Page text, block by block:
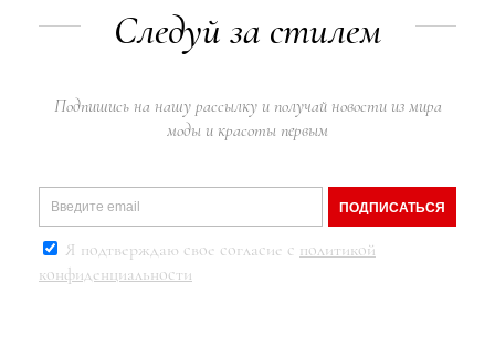
Следуй за стилем
Подпишись на нашу рассылку и получай новости из мира
моды и красоты первым
ПОДПИСАТЬСЯ
Я подтверждаю свое согласие с политикой
конфиденциальности